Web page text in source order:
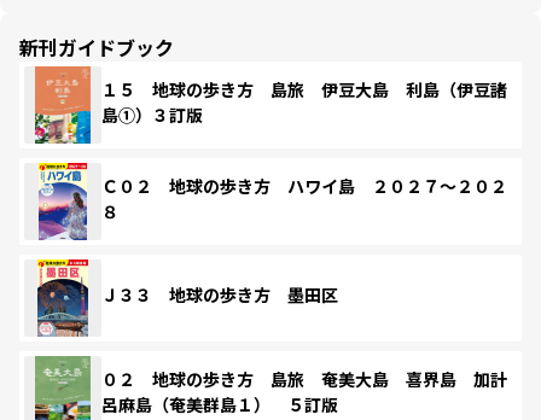
新刊ガイドブック
１５ 地球の歩き方 島旅 伊豆大島 利島（伊豆諸
島①）３訂版
Ｃ０２ 地球の歩き方 ハワイ島 ２０２７～２０２
８
Ｊ３３ 地球の歩き方 墨田区
０２ 地球の歩き方 島旅 奄美大島 喜界島 加計
呂麻島（奄美群島１） ５訂版